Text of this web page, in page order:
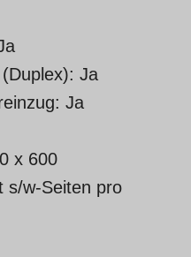
Ja
Ja
x 600
s/w-Seiten pro